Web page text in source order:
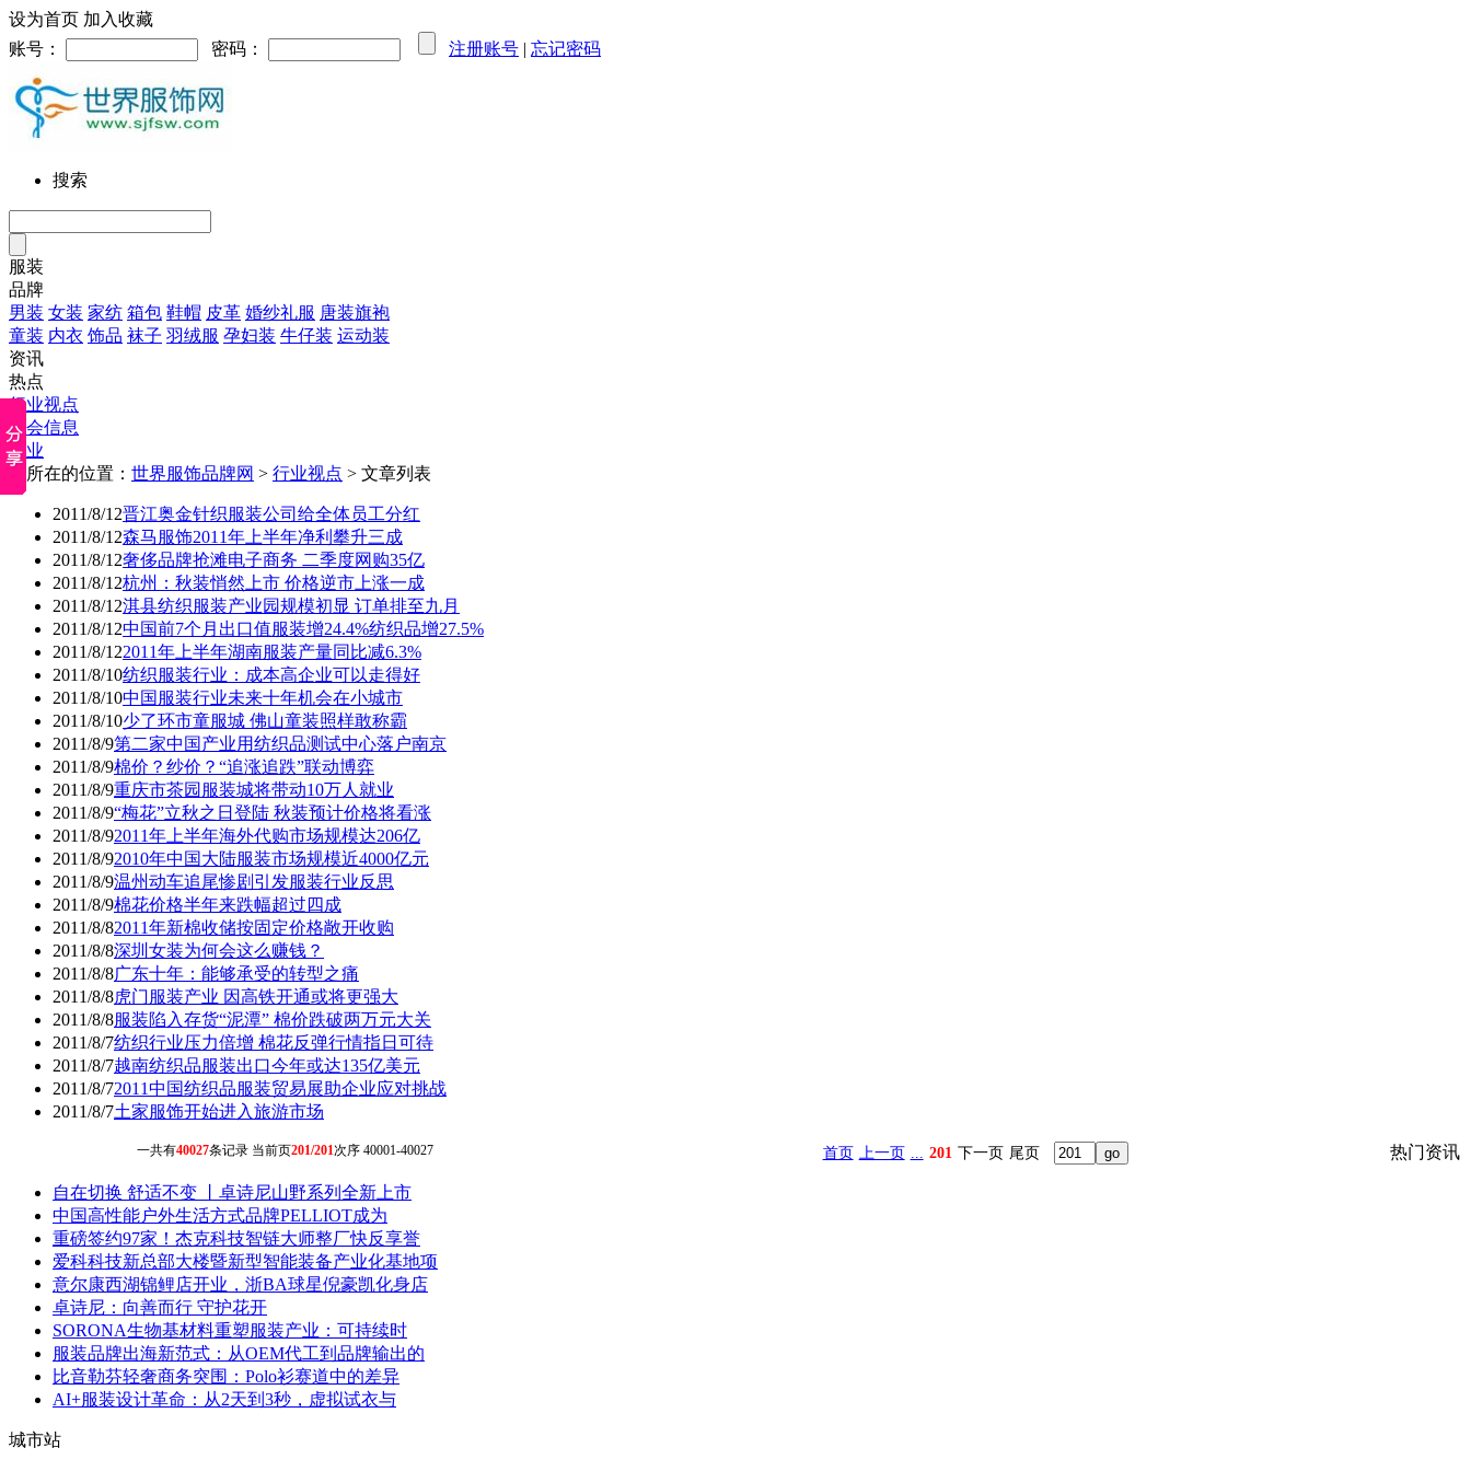
设为首页 加入收藏
账号：
密码： 注册账号 | 忘记密码
搜索
服装
品牌
男装 女装 家纺 箱包 鞋帽 皮革 婚纱礼服 唐装旗袍
童装 内衣 饰品 袜子 羽绒服 孕妇装 牛仔装 运动装
资讯
热点
行业视点
展会信息
企业
您所在的位置： 世界服饰品牌网 > 行业视点 > 文章列表
2011/8/12晋江奥金针织服装公司给全体员工分红
2011/8/12森马服饰2011年上半年净利攀升三成
2011/8/12奢侈品牌抢滩电子商务 二季度网购35亿
2011/8/12杭州：秋装悄然上市 价格逆市上涨一成
2011/8/12淇县纺织服装产业园规模初显 订单排至九月
2011/8/12中国前7个月出口值服装增24.4%纺织品增27.5%
2011/8/122011年上半年湖南服装产量同比减6.3%
2011/8/10纺织服装行业：成本高企业可以走得好
2011/8/10中国服装行业未来十年机会在小城市
2011/8/10少了环市童服城 佛山童装照样敢称霸
2011/8/9第二家中国产业用纺织品测试中心落户南京
2011/8/9棉价？纱价？“追涨追跌”联动博弈
2011/8/9重庆市茶园服装城将带动10万人就业
2011/8/9“梅花”立秋之日登陆 秋装预计价格将看涨
2011/8/92011年上半年海外代购市场规模达206亿
2011/8/92010年中国大陆服装市场规模近4000亿元
2011/8/9温州动车追尾惨剧引发服装行业反思
2011/8/9棉花价格半年来跌幅超过四成
2011/8/82011年新棉收储按固定价格敞开收购
2011/8/8深圳女装为何会这么赚钱？
2011/8/8广东十年：能够承受的转型之痛
2011/8/8虎门服装产业 因高铁开通或将更强大
2011/8/8服装陷入存货“泥潭” 棉价跌破两万元大关
2011/8/7纺织行业压力倍增 棉花反弹行情指日可待
2011/8/7越南纺织品服装出口今年或达135亿美元
2011/8/72011中国纺织品服装贸易展助企业应对挑战
2011/8/7土家服饰开始进入旅游市场
一共有40027条记录 当前页201/201次序 40001-40027 首页 上一页 ... 201 下一页 尾页 热门资讯
自在切换 舒适不变 丨卓诗尼山野系列全新上市
中国高性能户外生活方式品牌PELLIOT成为
重磅签约97家！杰克科技智链大师整厂快反享誉
爱科科技新总部大楼暨新型智能装备产业化基地项
意尔康西湖锦鲤店开业，浙BA球星倪豪凯化身店
卓诗尼：向善而行 守护花开
SORONA生物基材料重塑服装产业：可持续时
服装品牌出海新范式：从OEM代工到品牌输出的
比音勒芬轻奢商务突围：Polo衫赛道中的差异
AI+服装设计革命：从2天到3秒，虚拟试衣与
城市站